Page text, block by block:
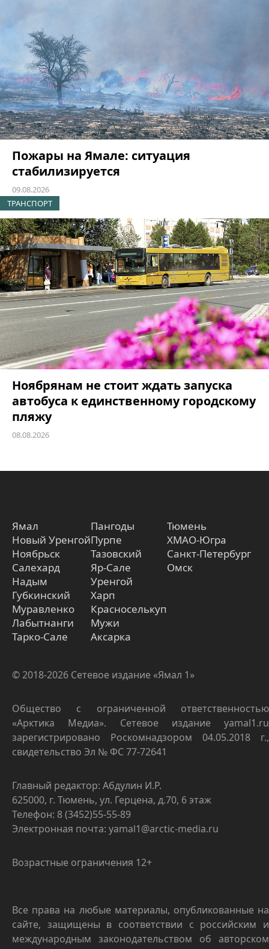
Пожары на Ямале: ситуация
стабилизируется
09.08.2026
ТРАНСПОРТ
Ноябрянам не стоит ждать запуска
автобуса к единственному городскому
пляжу
08.08.2026
Ямал
Новый Уренгой
Ноябрьск
Салехард
Надым
Губкинский
Муравленко
Лабытнанги
Тарко-Сале
Пангоды
Пурпе
Тазовский
Яр-Сале
Уренгой
Харп
Красноселькуп
Мужи
Аксарка
Тюмень
ХМАО-Югра
Санкт-Петербург
Омск
© 2018-2026 Сетевое издание «Ямал 1»
Общество с ограниченной ответственностью
«Арктика Медиа». Сетевое издание yamal1.ru
зарегистрировано Роскомнадзором 04.05.2018 г.,
свидетельство Эл № ФС 77-72641
Главный редактор: Абдулин И.Р.
625000, г. Тюмень, ул. Герцена, д.70, 6 этаж
Телефон: 8 (3452)55-55-89
Электронная почта: yamal1@arctic-media.ru
Возрастные ограничения 12+
Все права на любые материалы, опубликованные на
сайте, защищены в соответствии с российским и
международным законодательством об авторском